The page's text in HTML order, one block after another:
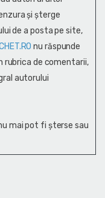
și şterge
de a posta pe site,
nu răspunde
de comentarii,
autorului
mai pot fi șterse sau